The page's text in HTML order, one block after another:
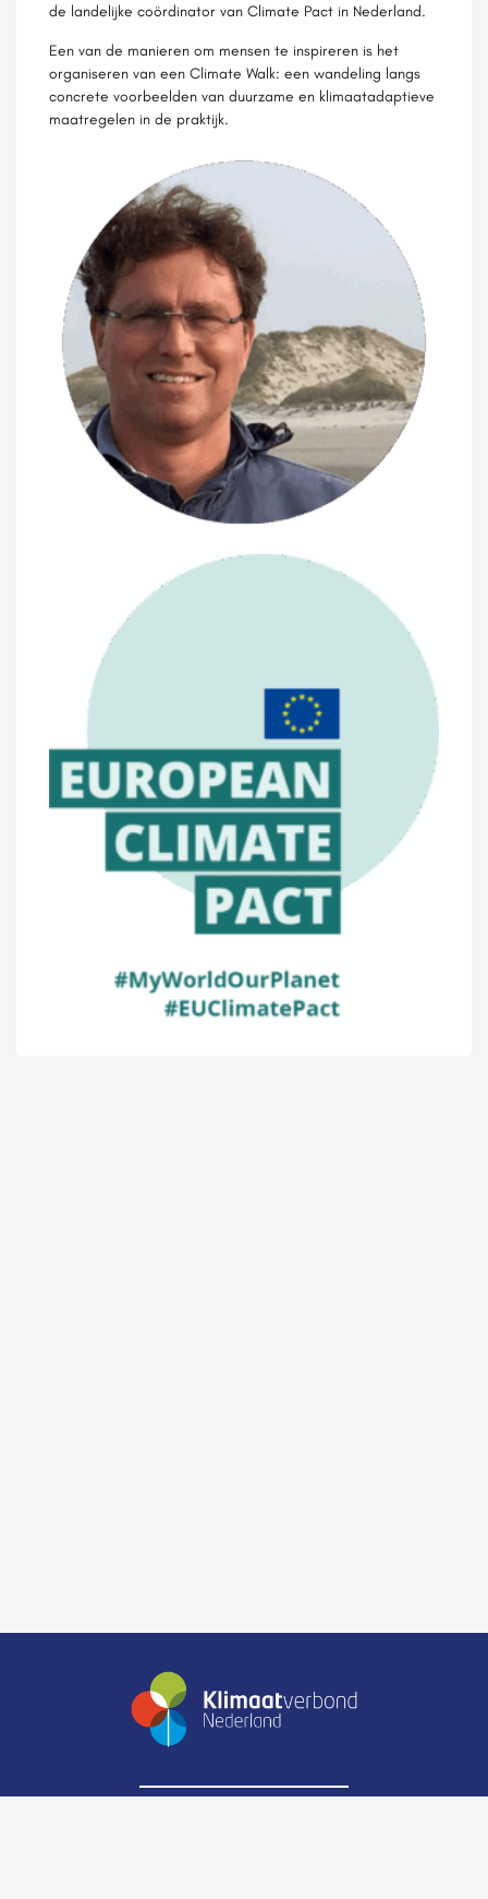
de landelijke coördinator van Climate Pact in Nederland.
Een van de manieren om mensen te inspireren is het
organiseren van een Climate Walk: een wandeling langs
concrete voorbeelden van duurzame en klimaatadaptieve
maatregelen in de praktijk.